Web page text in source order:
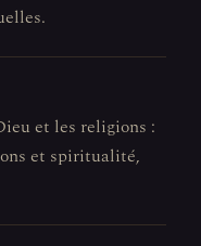
et les religions :
et spiritualité,